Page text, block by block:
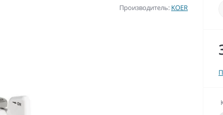
Производитель: KOER